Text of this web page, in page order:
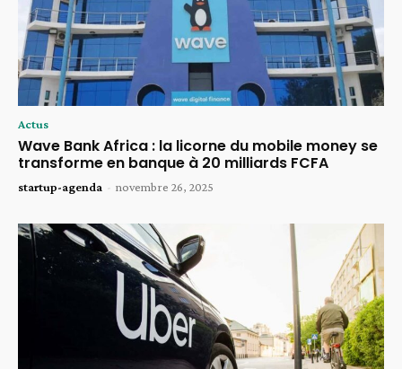
Actus
Wave Bank Africa : la licorne du mobile money se
transforme en banque à 20 milliards FCFA
startup-agenda - novembre 26, 2025